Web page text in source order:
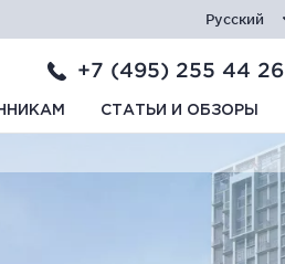
Русский
+7 (495) 255 44 26
СТАТЬИ И ОБЗОРЫ